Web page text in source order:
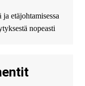
etäjohtamisessa
nopeasti